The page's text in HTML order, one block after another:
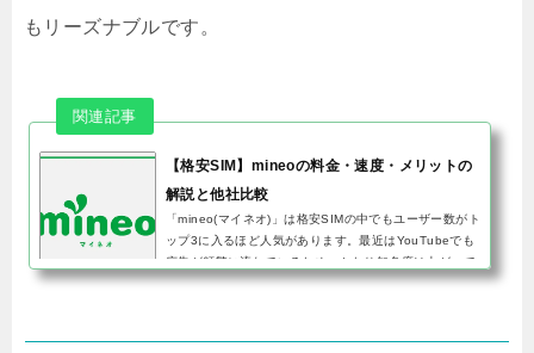
もリーズナブルです。
【格安SIM】mineoの料金・速度・メリットの
解説と他社比較
「mineo(マイネオ)」は格安SIMの中でもユーザー数がト
ップ3に入るほど人気があります。最近はYouTubeでも
広告が頻繁に流れているため、かなり知名度は上がって
いるのではないでしょうか。結論から言うと、mineoは